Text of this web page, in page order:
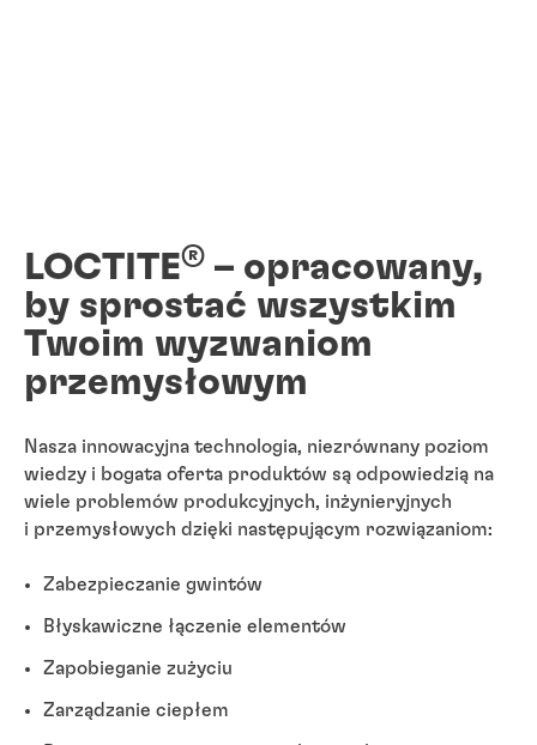
LOCTITE® – opracowany,
by sprostać wszystkim
Twoim wyzwaniom
przemysłowym
Nasza innowacyjna technologia, niezrównany poziom
wiedzy i bogata oferta produktów są odpowiedzią na
wiele problemów produkcyjnych, inżynieryjnych
i przemysłowych dzięki następującym rozwiązaniom:
Zabezpieczanie gwintów
Błyskawiczne łączenie elementów
Zapobieganie zużyciu
Zarządzanie ciepłem